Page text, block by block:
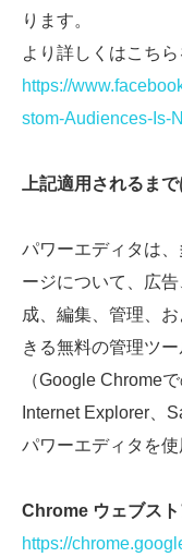
ります。
より詳しくはこち
https://
stom-Audiences-Is-
上記適用されるま
パワーエディタは
ージについて、広
成、編集、管理、
きる無料の管理ツー
（Google Chrome
Internet Explorer、
パワーエディタを使
Chrome ウェブス
https://